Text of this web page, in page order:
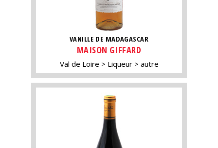
VANILLE DE MADAGASCAR
MAISON GIFFARD
Val de Loire Liqueur autre